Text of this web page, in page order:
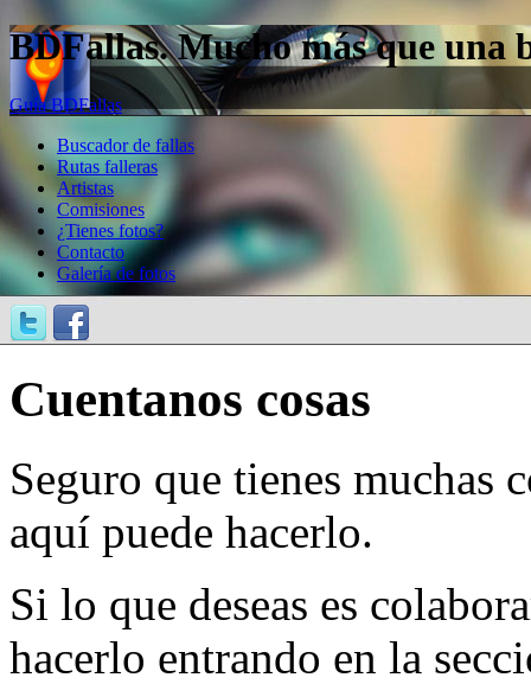
BDFallas. Mucho más que una
Guía BDFallas
Buscador de fallas
Rutas falleras
Artistas
Comisiones
¿Tienes fotos?
Contacto
Galería de fotos
Cuentanos cosas
Seguro que tienes muchas
aquí puede hacerlo.
Si lo que deseas es
hacerlo entrando en la